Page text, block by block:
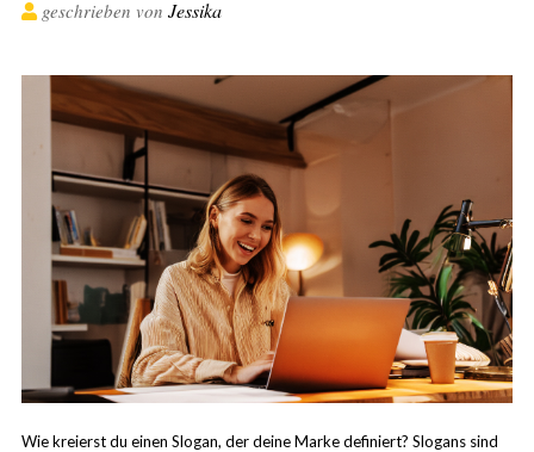
geschrieben von Jessika
Wie kreierst du einen Slogan, der deine Marke definiert? Slogans sind